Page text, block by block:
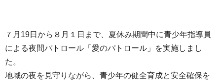
７月19日から８月１日まで、夏休み期間中に青少年指導員
による夜間パトロール「愛のパトロール」を実施しまし
た。
地域の夜を見守りながら、青少年の健全育成と安全確保を